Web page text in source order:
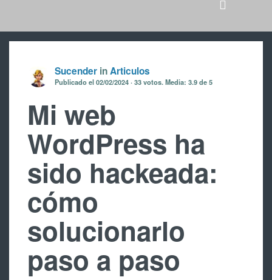
Sucender inArticulos
Publicado el 02/02/2024 33 votos. Media: 3.9 de 5
Mi web
WordPress ha
sido hackeada:
cómo
solucionarlo
paso a paso